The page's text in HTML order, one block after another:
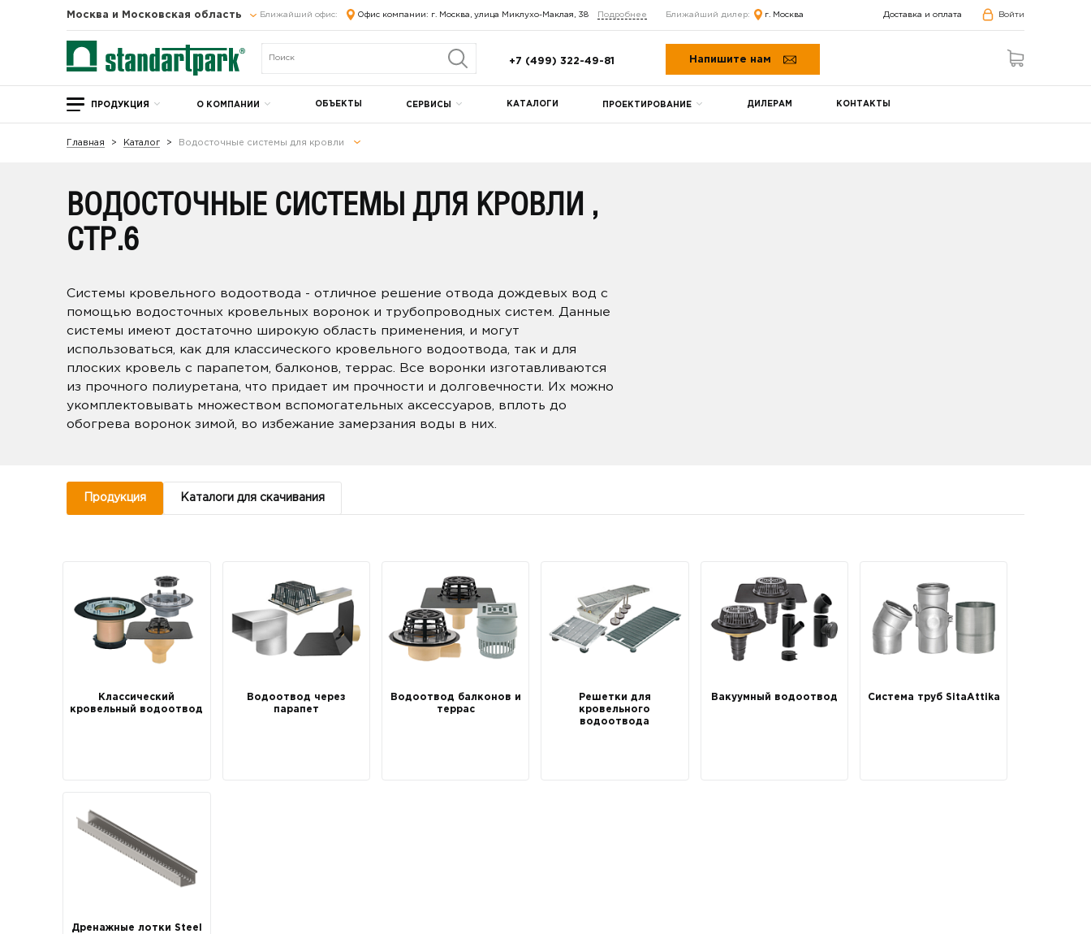
Москва и Московская область Ближайший офис: Офис компании: г. Москва, улица Миклухо-Маклая, 38 Подробнее Ближайший дилер: г. Москва Доставка и оплата Войти
+7 (499) 322-49-81 Напишите нам
ПРОДУКЦИЯ О КОМПАНИИ ОБЪЕКТЫ СЕРВИСЫ КАТАЛОГИ ПРОЕКТИРОВАНИЕ ДИЛЕРАМ КОНТАКТЫ
Главная Каталог Водосточные системы для кровли
ВОДОСТОЧНЫЕ СИСТЕМЫ ДЛЯ КРОВЛИ ,
СТР.6
Системы кровельного водоотвода - отличное решение отвода дождевых вод с
помощью водосточных кровельных воронок и трубопроводных систем. Данные
системы имеют достаточно широкую область применения, и могут
использоваться, как для классического кровельного водоотвода, так и для
плоских кровель с парапетом, балконов, террас. Все воронки изготавливаются
из прочного полиуретана, что придает им прочности и долговечности. Их можно
укомплектовывать множеством вспомогательных аксессуаров, вплоть до
обогрева воронок зимой, во избежание замерзания воды в них.
Продукция Каталоги для скачивания
Классический
кровельный водоотвод
Водоотвод через
парапет
Водоотвод балконов и
террас
Решетки для
кровельного
водоотвода
Вакуумный водоотвод Система труб SitaAttika
Дренажные лотки Steel